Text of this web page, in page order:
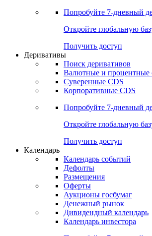
Попробуйте 7-дневный
Откройте глобальную
Получить доступ
Деривативы
Поиск деривативов
Валютные и процентные
Суверенные CDS
Корпоративные CDS
Попробуйте 7-дневный
Откройте глобальную
Получить доступ
Календарь
Календарь событий
Дефолты
Размещения
Оферты
Аукционы госбумаг
Денежный рынок
Дивидендный календарь
Календарь инвестора